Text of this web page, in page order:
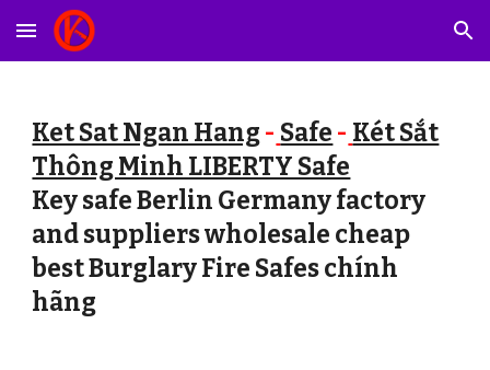
Skip to main content Skip to navigation
Ket Sat Ngan Hang - Safe - Két Sắt
Thông Minh LIBERTY Safe
Key safe Berlin Germany factory
and suppliers wholesale cheap
best Burglary Fire Safes chính
hãng